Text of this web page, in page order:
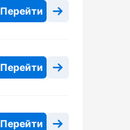
Перейти
Перейти
Перейти